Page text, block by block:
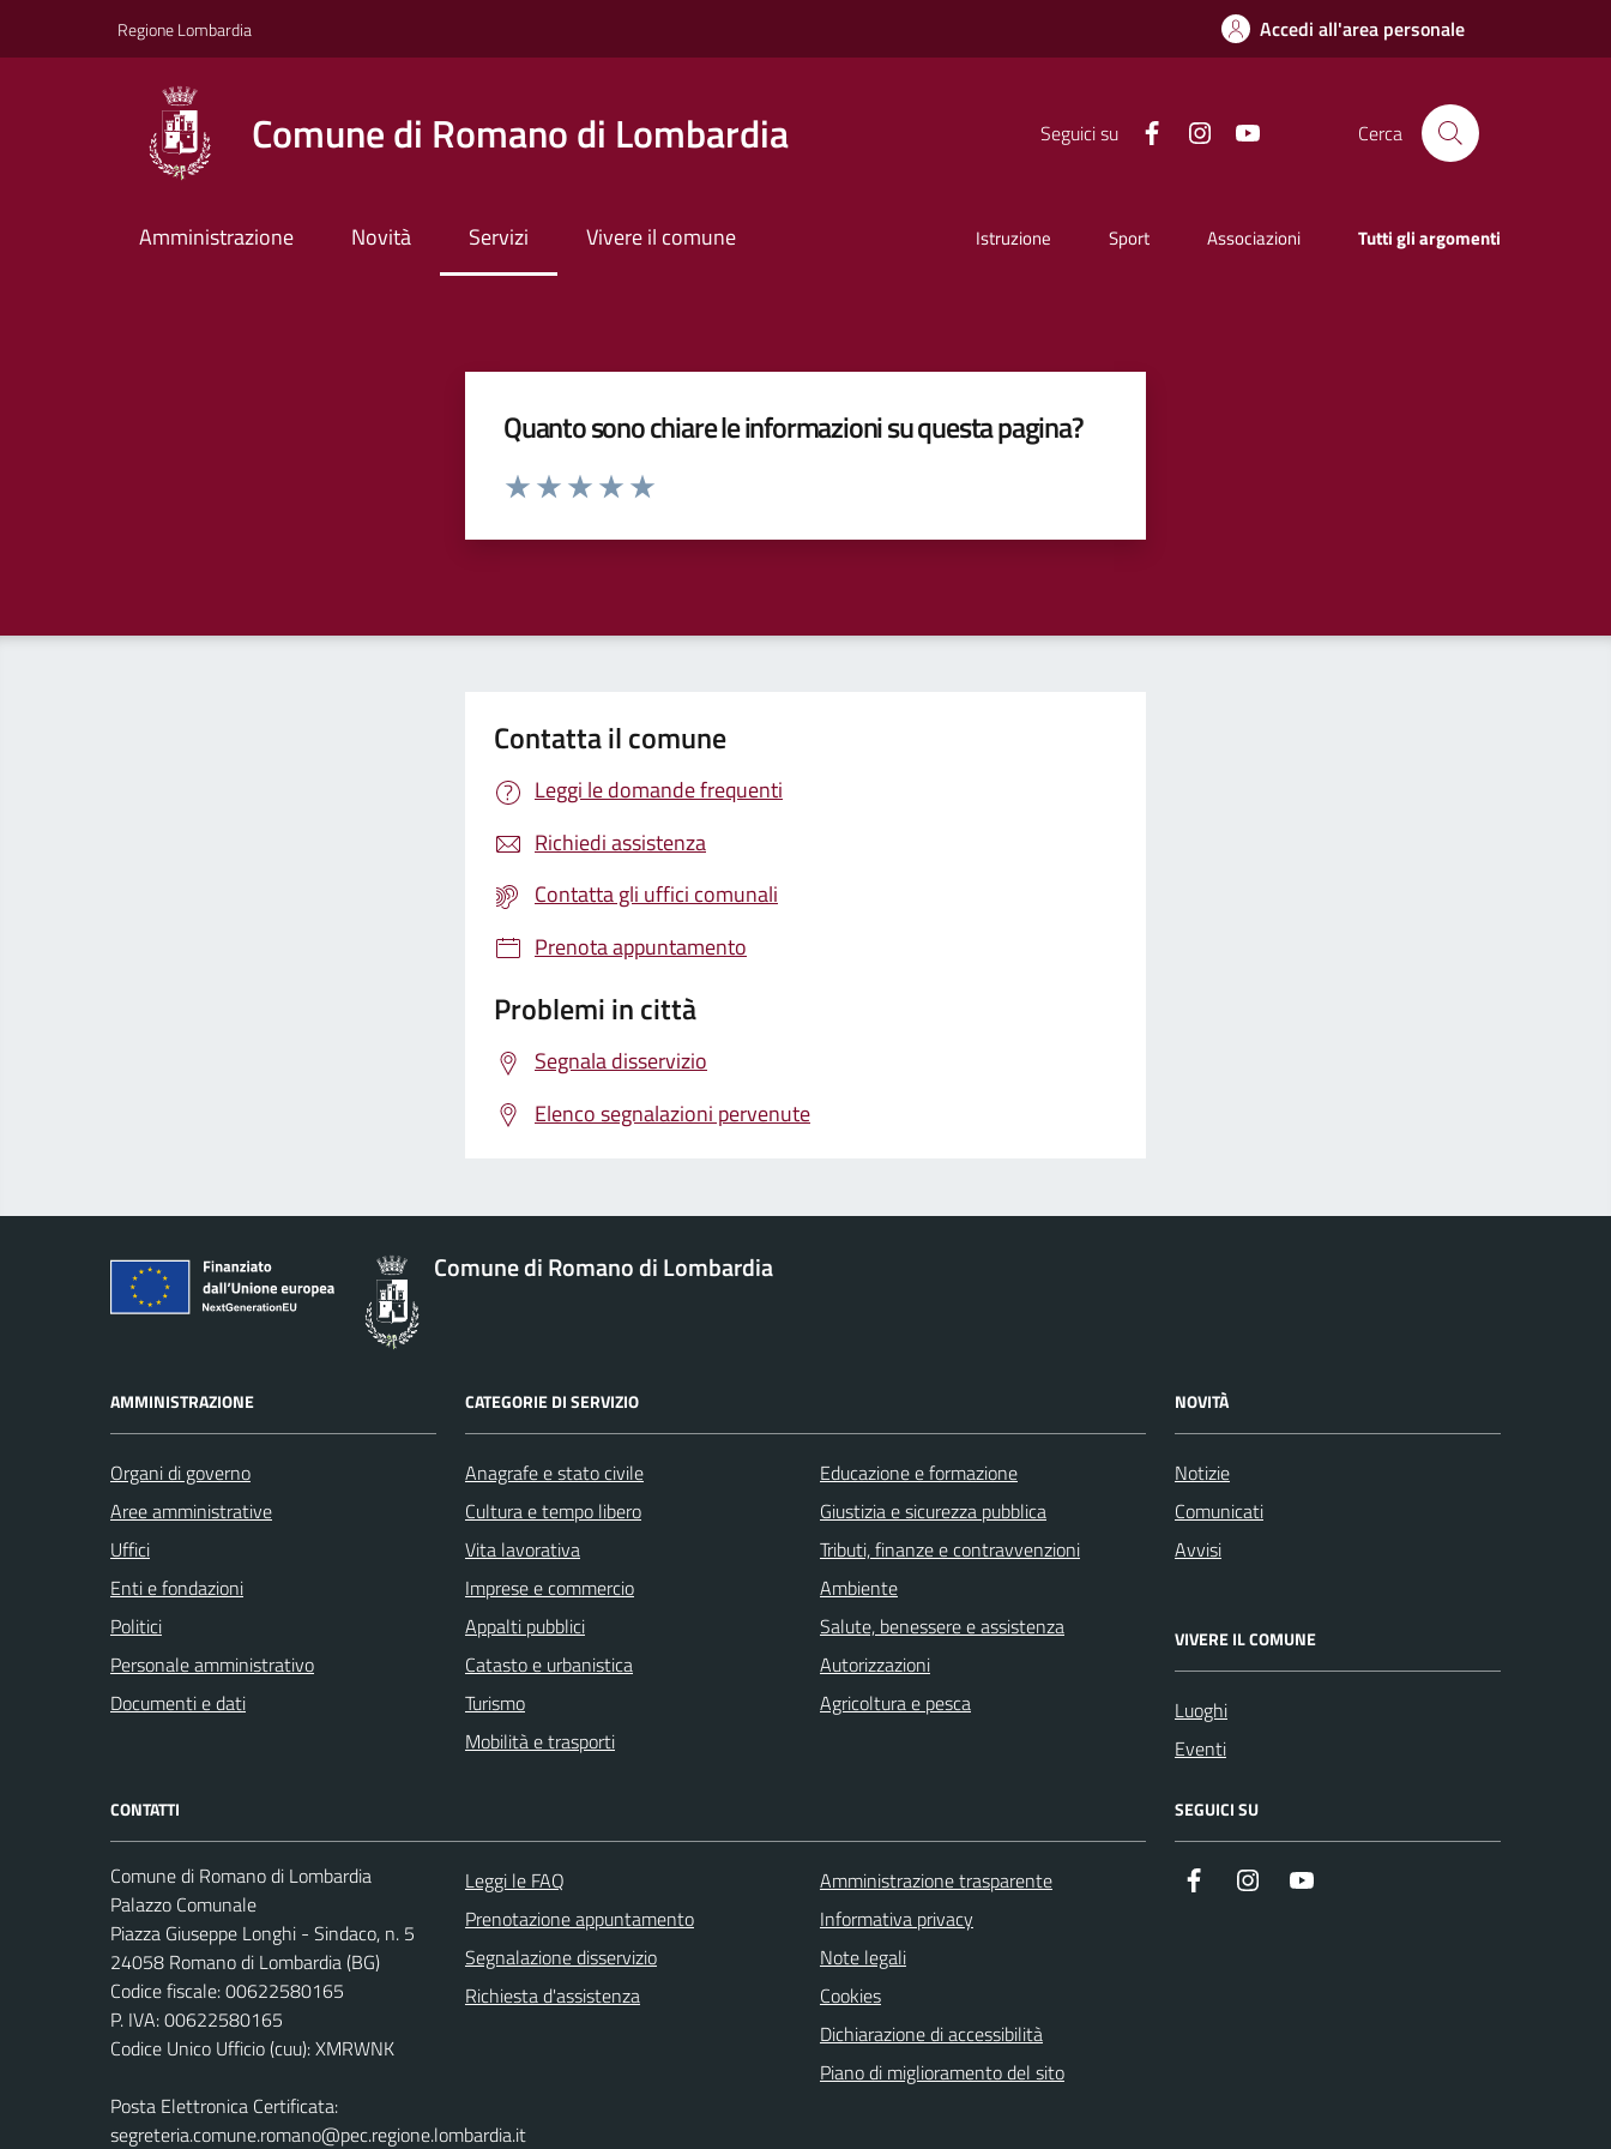
Regione Lombardia Accedi all'area personale
Comune di Romano di Lombardia Seguici su Facebook Instagram Cerca
Amministrazione Novità Servizi Vivere il comune Istruzione Sport Associazioni Tutti gli argomenti
Quanto sono chiare le informazioni su questa pagina?
Valuta da 1 a 5 stelle la pagina
Contatta il comune
Leggi le domande frequenti
Richiedi assistenza
Contatta gli uffici comunali
Prenota appuntamento
Problemi in città
Segnala disservizio
Elenco segnalazioni pervenute
Comune di Romano di Lombardia
AMMINISTRAZIONE
Organi di governo
Aree amministrative
Uffici
Enti e fondazioni
Politici
Personale amministrativo
Documenti e dati
CATEGORIE DI SERVIZIO
Anagrafe e stato civile
Cultura e tempo libero
Vita lavorativa
Imprese e commercio
Appalti pubblici
Catasto e urbanistica
Turismo
Mobilità e trasporti
Educazione e formazione
Giustizia e sicurezza pubblica
Tributi, finanze e contravvenzioni
Ambiente
Salute, benessere e assistenza
Autorizzazioni
Agricoltura e pesca
NOVITÀ
Notizie
Comunicati
Avvisi
VIVERE IL COMUNE
Luoghi
Eventi
CONTATTI
Comune di Romano di Lombardia
Palazzo Comunale
Piazza Giuseppe Longhi - Sindaco, n. 5
24058 Romano di Lombardia (BG)
Codice fiscale: 00622580165
P. IVA: 00622580165
Codice Unico Ufficio (cuu): XMRWNK
Posta Elettronica Certificata:
segreteria.comune.romano@pec.regione.lombardia.it
Leggi le FAQ
Prenotazione appuntamento
Segnalazione disservizio
Richiesta d'assistenza
Amministrazione trasparente
Informativa privacy
Note legali
Cookies
Dichiarazione di accessibilità
Piano di miglioramento del sito
SEGUICI SU
Facebook Instagram